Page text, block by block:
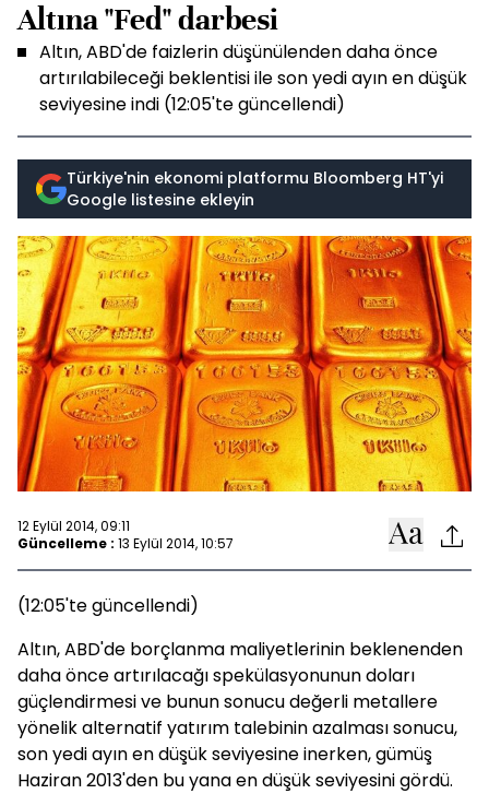
Altına "Fed" darbesi
Altın, ABD'de faizlerin düşünülenden daha önce
artırılabileceği beklentisi ile son yedi ayın en düşük
seviyesine indi (12:05'te güncellendi)
Türkiye'nin ekonomi platformu Bloomberg HT'yi
Google listesine ekleyin
12 Eylül 2014, 09:11
Güncelleme : 13 Eylül 2014, 10:57
(12:05'te güncellendi)
Altın, ABD'de borçlanma maliyetlerinin beklenenden
daha önce artırılacağı spekülasyonunun doları
güçlendirmesi ve bunun sonucu değerli metallere
yönelik alternatif yatırım talebinin azalması sonucu,
son yedi ayın en düşük seviyesine inerken, gümüş
Haziran 2013'den bu yana en düşük seviyesini gördü.